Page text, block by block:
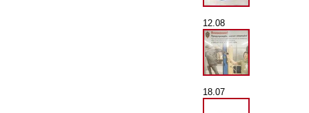
12.08
18.07